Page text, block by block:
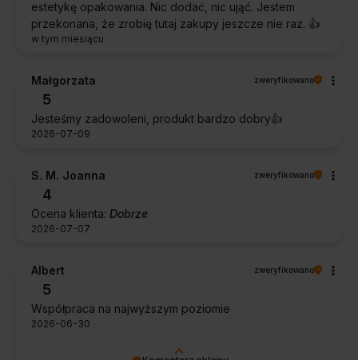
estetykę opakowania. Nic dodać, nic ująć. Jestem
przekonana, że zrobię tutaj zakupy jeszcze nie raz. 👍️
w tym miesiącu
Małgorzata zweryfikowano
5
Jesteśmy zadowoleni, produkt bardzo dobry👍️
2026-07-09
S. M. Joanna zweryfikowano
4
Ocena klienta: Dobrze
2026-07-07
Albert zweryfikowano
5
Współpraca na najwyższym poziomie
2026-06-30